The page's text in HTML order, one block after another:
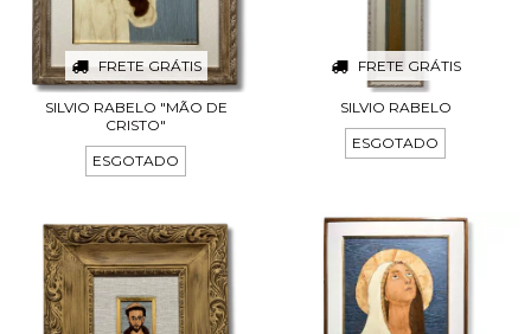
FRETE GRÁTIS
SILVIO RABELO "MÃO DE
CRISTO"
ESGOTADO
FRETE GRÁTIS
SILVIO RABELO
ESGOTADO